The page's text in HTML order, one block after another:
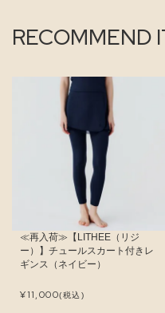
RECOMMEND
≪再入荷≫【LITHEE（リジ
ー）】チュールスカート付きレ
ギンス（ネイビー）
¥11,000(税込)